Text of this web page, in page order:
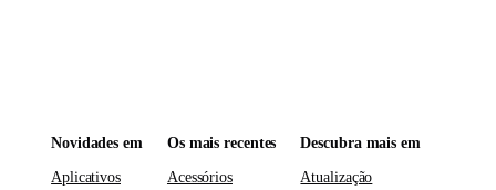
Novidades em
Aplicativos
Os mais recentes
Acessórios
Descubra mais em
Atualização